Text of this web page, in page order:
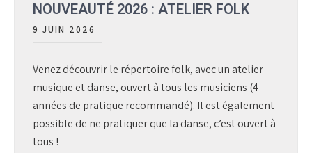
NOUVEAUTÉ 2026 : ATELIER FOLK
9 JUIN 2026
Venez découvrir le répertoire folk, avec un atelier
musique et danse, ouvert à tous les musiciens (4
années de pratique recommandé). Il est également
possible de ne pratiquer que la danse, c’est ouvert à
tous !